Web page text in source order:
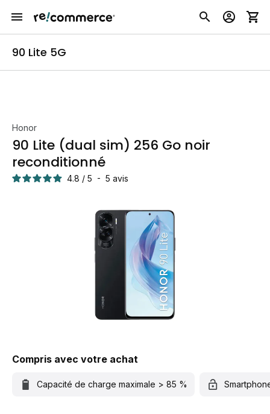
90 Lite 5G
Honor
90 Lite (dual sim) 256 Go noir
reconditionné
4.8 / 5 - 5 avis
Compris avec votre achat
Capacité de charge maximale > 85 %